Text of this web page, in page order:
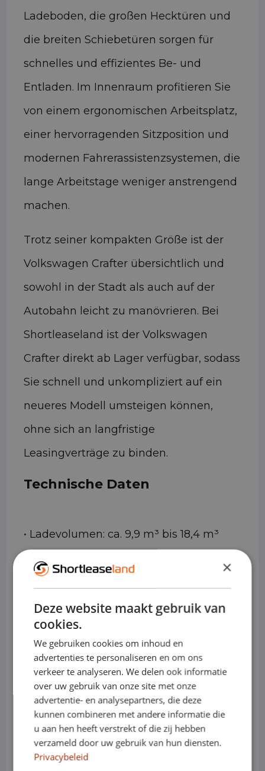
Ladeboden, die großen Hecktüren und
die breiten Schiebetüren sorgen für
schnelles und effizientes Be- und
Entladen. Im Innenraum profitieren Sie
von einem ergonomischen Arbeitsplatz,
einer hervorragenden Sitzposition und
modernen Fahrerassistenzsystemen, die
lange Arbeitstage weniger anstrengend
machen.
Trotz seiner kompakten Größe ist der
Volkswagen Crafter übersichtlich und
sowohl in der Stadt als auch auf der
Autobahn leicht zu manövrieren. Bei
Shortleaseland ist der Volkswagen
Crafter direkt ab Lager verfügbar, sodass
Sie schnell und unkompliziert auf ein
neueres Modell umsteigen können,
ohne sich an langfristige
Leasingverträge zu binden.
Technische Daten
• Ladevolumen: ca. 9,9 m³ bis 18,4 m³
• Anhängelast: bis zu ca. 3.500 kg (je
nach Ausführung)
• Motoren (Diesel): 2.0 TDI 102, 122, 140
oder 177 PS
• Elektrisch: e-Crafter, vollelektrisch für
emissionsfreie Zonen
• Getriebe: manuell oder automatisch
×
Deze website maakt gebruik van
cookies.
We gebruiken cookies om inhoud en
advertenties te personaliseren en om ons
verkeer te analyseren. We delen ook informatie
over uw gebruik van onze site met onze
advertentie- en analysepartners, die deze
kunnen combineren met andere informatie die
u aan hen heeft verstrekt of die zij hebben
verzameld door uw gebruik van hun diensten.
Privacybeleid